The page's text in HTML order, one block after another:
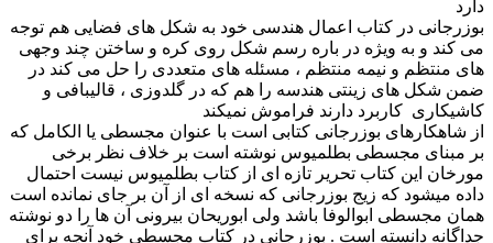
دارد
بوزرجانی در کتاب اعمال هندسی خود به شکل های فضایی هم توجه
می کند و به ویژه در باره رسم شکل روی کره و ساختن چند وجهی
های منتظم و نیمه منتظم ، مسئله های متعددی را حل می کند در
ضمن شکل های زینتی هندسه را هم که در گلدوزی ، قالیبافی و
کاشیکاری کاربرد دارند فراموش نمیکند
از شاهکارهای بوزرجانی کتابی است با عنوان مجسطی یا الکامل که
بر مبنای مجسطی بطلمیوس نوشته است بر خلاف نظر برخی
مورخان این کتاب تحریر تازه ای از کتاب بطلمیوس نیست احتمال
داده میشود که زیج بوزرجانی که نسخه ای از آن بر جای نمانده است
همان مجسطی ابوالوفا باشد ولی ابوریحان بیرونی آن ها را دو نوشته
جداگانه دانسته است . بوزرجانی در کتاب مجسطی خود آنچه برای